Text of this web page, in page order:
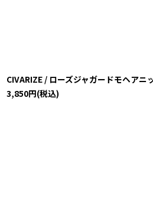
CIVARIZE / ローズジャガードモヘア
3,850円(税込)